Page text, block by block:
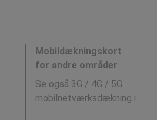
Mobildækningskort
for andre områder
Se også 3G / 4G / 5G
mobilnetværksdækning i
: